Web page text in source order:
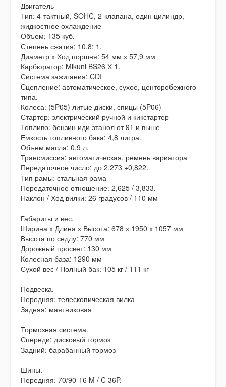
Двигатель
Тип: 4-тактный, SOHC, 2-клапана, один цилиндр,
жидкостное охлаждение
Объем: 135 куб.
Степень сжатия: 10,8: 1.
Диаметр х Ход поршня: 54 мм х 57,9 мм
Карбюратор: Mikuni BS26 Х 1.
Система зажигания: CDI
Сцепление: автоматическое, сухое, центоробежного
типа.
Колеса: (5P05) литые диски, спицы (5P06)
Стартер: электрический ручной и кикстартер
Топливо: бензин иди этанол от 91 и выше
Емкость топливного бака: 4,8 литра.
Объем масла: 0,9 л.
Трансмиссия: автоматическая, ремень вариатора
Передаточное число: до 2,273 +0,822.
Тип рамы: стальная рама
Передаточное отношение: 2,625 / 3,833.
Наклон / Ход вилки: 26 градусов / 110 мм
Габариты и вес.
Ширина х Длина х Высота: 678 х 1950 х 1057 мм
Высота по седлу: 770 мм
Дорожный просвет: 130 мм
Колесная база: 1290 мм
Сухой вес / Полный бак: 105 кг / 111 кг
Подвеска.
Передняя: телескопическая вилка
Задняя: маятниковая
Тормозная система.
Спереди: дисковый тормоз
Задний: барабанный тормоз
Шины.
Передняя: 70/90-16 M / C 36P.